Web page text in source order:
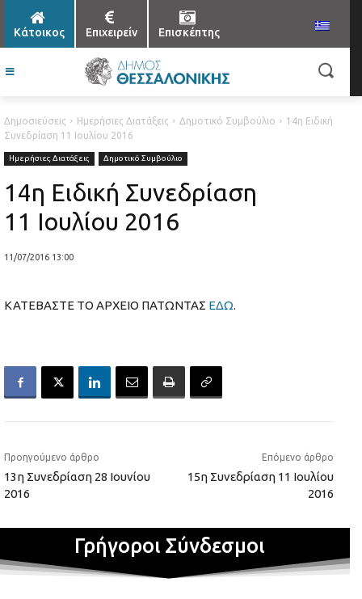
Κάτοικος Επιχειρείν Επισκέπτης
Δημοσιεύσεις Ημερήσιες Διατάξεις Δημοτικό Συμβούλιο
14η Ειδική
Συνεδρίαση 11 Ιουλίου 2016
Ημερήσιες Διατάξεις Δημοτικό Συμβούλιο
14η Ειδική Συνεδρίαση
11 Ιουλίου 2016
11/07/2016 13:00
ΚΑΤΕΒΑΣΤΕ ΤΟ ΑΡΧΕΙΟ ΠΑΤΩΝΤΑΣ ΕΔΩ.
Προηγούμενο άρθρο
13η Συνεδρίαση 28 Ιουνίου
2016
Επόμενο άρθρο
15η Συνεδρίαση 11 Ιουλίου
2016
Γρήγοροι Σύνδεσμοι